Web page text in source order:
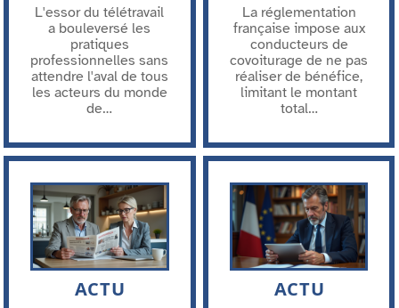
L'essor du télétravail
a bouleversé les
pratiques
professionnelles sans
attendre l'aval de tous
les acteurs du monde
de…
La réglementation
française impose aux
conducteurs de
covoiturage de ne pas
réaliser de bénéfice,
limitant le montant
total…
ACTU ACTU